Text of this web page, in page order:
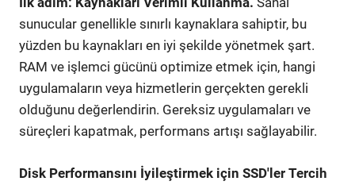
sunucular genellikle sınırlı kaynaklara sahiptir, bu
yüzden bu kaynakları en iyi şekilde yönetmek şart.
RAM ve işlemci gücünü optimize etmek için, hangi
uygulamaların veya hizmetlerin gerçekten gerekli
olduğunu değerlendirin. Gereksiz uygulamaları ve
süreçleri kapatmak, performans artışı sağlayabilir.
Disk Performansını İyileştirmek için SSD'ler Tercih